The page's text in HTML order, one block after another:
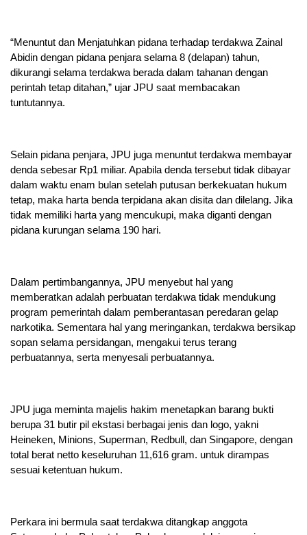
“Menuntut dan Menjatuhkan pidana terhadap terdakwa Zainal
Abidin dengan pidana penjara selama 8 (delapan) tahun,
dikurangi selama terdakwa berada dalam tahanan dengan
perintah tetap ditahan,” ujar JPU saat membacakan
tuntutannya.
Selain pidana penjara, JPU juga menuntut terdakwa membayar
denda sebesar Rp1 miliar. Apabila denda tersebut tidak dibayar
dalam waktu enam bulan setelah putusan berkekuatan hukum
tetap, maka harta benda terpidana akan disita dan dilelang. Jika
tidak memiliki harta yang mencukupi, maka diganti dengan
pidana kurungan selama 190 hari.
Dalam pertimbangannya, JPU menyebut hal yang
memberatkan adalah perbuatan terdakwa tidak mendukung
program pemerintah dalam pemberantasan peredaran gelap
narkotika. Sementara hal yang meringankan, terdakwa bersikap
sopan selama persidangan, mengakui terus terang
perbuatannya, serta menyesali perbuatannya.
JPU juga meminta majelis hakim menetapkan barang bukti
berupa 31 butir pil ekstasi berbagai jenis dan logo, yakni
Heineken, Minions, Superman, Redbull, dan Singapore, dengan
total berat netto keseluruhan 11,616 gram. untuk dirampas
sesuai ketentuan hukum.
Perkara ini bermula saat terdakwa ditangkap anggota